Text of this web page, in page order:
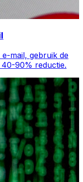
mail, gebruik de
90% reductie.